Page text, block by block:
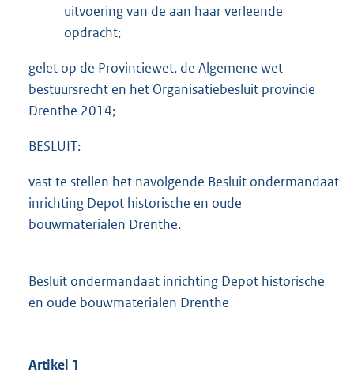
uitvoering van de aan haar verleende
opdracht;
gelet op de Provinciewet, de Algemene wet
bestuursrecht en het Organisatiebesluit provincie
Drenthe 2014;
BESLUIT:
vast te stellen het navolgende Besluit ondermandaat
inrichting Depot historische en oude
bouwmaterialen Drenthe.
Besluit ondermandaat inrichting Depot historische
en oude bouwmaterialen Drenthe
Artikel 1